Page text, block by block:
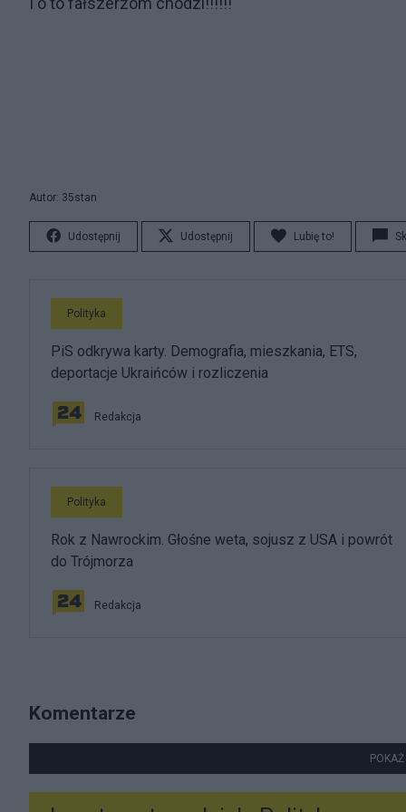
Autor: 35stan
Udostępnij Udostępnij Lubię to!
Polityka
PiS odkrywa karty. Demografia, mieszkania, ETS,
deportacje Ukraińców i rozliczenia
Redakcja
Polityka
Rok z Nawrockim. Głośne weta, sojusz z USA i powrót
do Trójmorza
Redakcja
Komentarze